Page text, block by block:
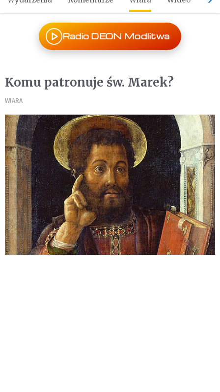
Radio DEON Modlitwa
Komu patronuje św. Marek?
WIARA